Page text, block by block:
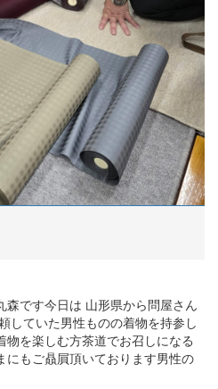
です今日は 山形県から問屋さん
していた男性ものの着物を持参し
を楽しむ方茶道でお召しになる
にもご贔屓頂いております男性の